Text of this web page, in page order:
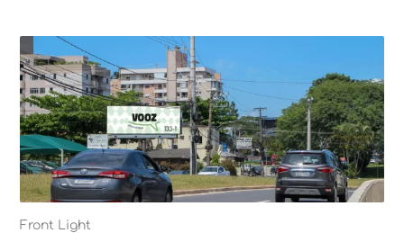
Front Light